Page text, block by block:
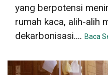
yang berpotensi
rumah kaca, alih-alih
dekarbonisasi.... Baca